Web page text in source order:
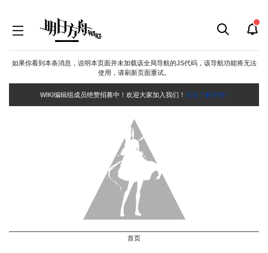
如果你看到本条消息，说明本页面并未加载该全局导航的JS代码，该导航功能将无法
使用，请刷新页面重试。
WIKI编辑组成员绝赞招募中！欢迎大家加入我们！ 点击了解详情~
首页